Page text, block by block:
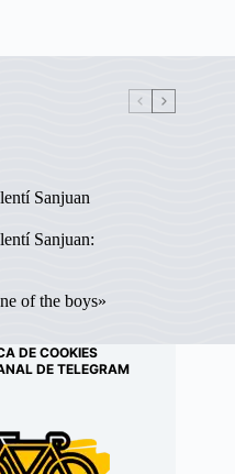
Sanjuan
Sanjuan:
of the boys»
DE COOKIES
DE TELEGRAM